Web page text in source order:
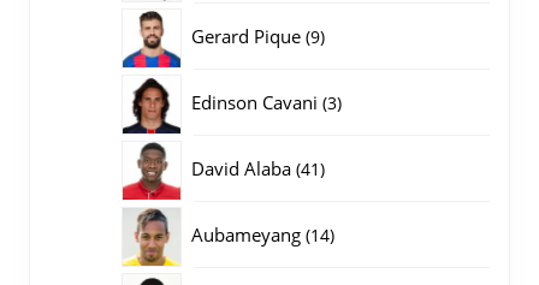
Gerard Pique 99
Edinson Cavani 33
David Alaba 4141
Aubameyang 1414